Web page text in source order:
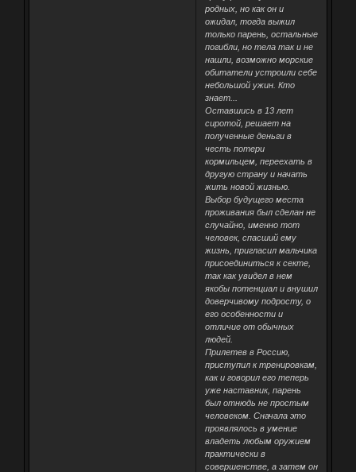
родных, но как он и
ожидал, тогда выжил
только парень, остальные
погибли, но тела так и не
нашли, возможно морские
обитатели устроили себе
небольшой ужин. Кто
знает...
Оставшись в 13 лет
сиротой, решает на
полученные деньги в
честь потери
кормильцем, переехать в
другую страну и начать
жить новой жизнью.
Выбор будущего места
проживания был сделан не
случайно, именно тот
человек, спасший ему
жизнь, пригласил мальчика
присоединиться к секте,
так как увидел в нем
якобы потенциал и внушил
доверчивому подросту, о
его особенности и
отличие от обычных
людей.
Прилетев в Россию,
приступил к тренировкам,
как и говорил его теперь
уже наставник, парень
был отнюдь не простым
человеком. Сначала это
проявлялось в умение
владеть любым оружием
практически в
совершенстве, а затем он